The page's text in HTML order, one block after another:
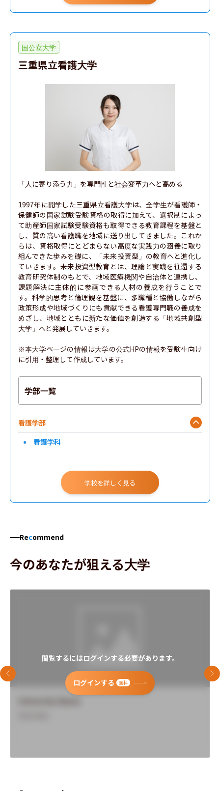
国公立大学
三重県立看護大学
「人に寄り添う力」を専門性と社会変革力へと高める
1997年に開学した三重県立看護大学は、全学生が看護師・
保健師の国家試験受験資格の取得に加えて、選択制によっ
て助産師国家試験受験資格も取得できる教育課程を基盤と
し、質の高い看護職を地域に送り出してきました。これか
らは、資格取得にとどまらない高度な実践力の涵養に取り
組んできた歩みを礎に、「未来投資型」の教育へと進化し
ていきます。未来投資型教育とは、理論と実践を往還する
教育研究体制のもとで、地域医療機関や自治体と連携し、
課題解決に主体的に参画できる人材の養成を行うことで
す。科学的思考と倫理観を基盤に、多職種と協働しながら
政策形成や地域づくりにも貢献できる看護専門職の養成を
めざし、地域とともに新たな価値を創造する「地域共創型
大学」へと発展していきます。
※本大学ページの情報は大学の公式HPの情報を受験生向け
に引用・整理して作成しています。
学部一覧
看護学部
看護学科
学校を詳しく見る
Recommend
今のあなたが狙える大学
閲覧するにはログインする必要があります。
ログインする 無料
前のスライド 次